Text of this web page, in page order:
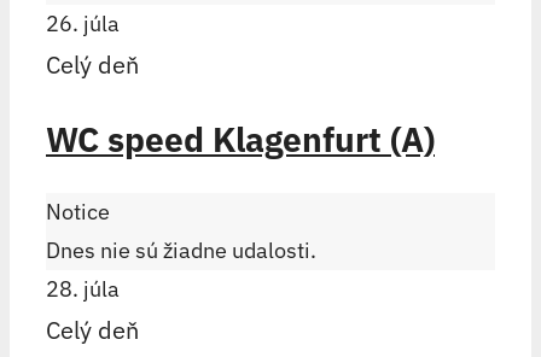
26. júla
Celý deň
WC speed Klagenfurt (A)
Notice
Dnes nie sú žiadne udalosti.
28. júla
Celý deň